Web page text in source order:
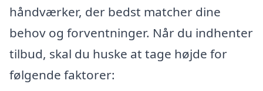
håndværker, der bedst matcher dine
behov og forventninger. Når du indhenter
tilbud, skal du huske at tage højde for
følgende faktorer: